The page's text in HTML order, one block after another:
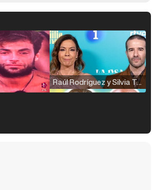
Raúl Rodríguez y Silvia Taulés nos cuentan su papel en 'La familia de la tele'